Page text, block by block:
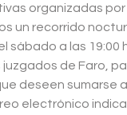
organizadas
un recorrido
sábado a las 19:00
de Faro,
deseen sumarse
electrónico